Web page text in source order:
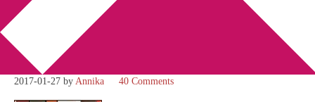
Bokbloggsjerka 27 januari –
30 januari
2017-01-27 by Annika 40 Comments